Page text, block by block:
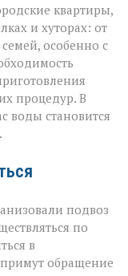
квартиры,
и хуторах: от
особенно с
процедур. В
воды становится
подвоз
по
в
обращение